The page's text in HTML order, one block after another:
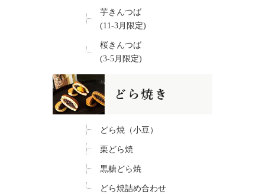
芋きんつば
(11-3月限定)
桜きんつば
(3-5月限定)
どら焼（小豆）
栗どら焼
黒糖どら焼
どら焼詰め合わせ